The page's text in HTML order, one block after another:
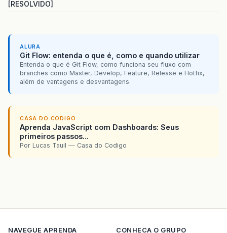
[RESOLVIDO]
ALURA
Git Flow: entenda o que é, como e quando utilizar
Entenda o que é Git Flow, como funciona seu fluxo com
branches como Master, Develop, Feature, Release e Hotfix,
além de vantagens e desvantagens.
CASA DO CODIGO
Aprenda JavaScript com Dashboards: Seus
primeiros passos...
Por Lucas Tauil — Casa do Codigo
NAVEGUE APRENDA CONHECA O GRUPO